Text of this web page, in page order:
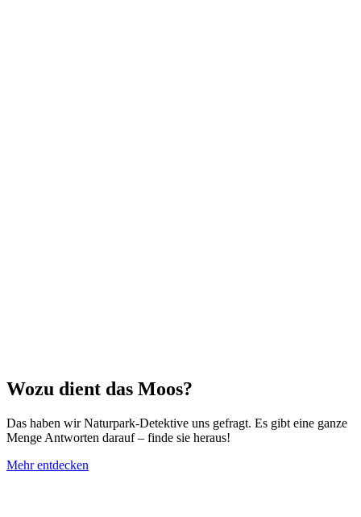
Wozu dient das Moos?
Das haben wir Naturpark-Detektive uns gefragt. Es gibt eine ganze
Menge Antworten darauf – finde sie heraus!
Mehr entdecken